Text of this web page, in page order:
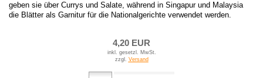
geben sie über Currys und Salate, während in Singapur und Malaysia
die Blätter als Garnitur für die Nationalgerichte verwendet werden.
4,20 EUR
inkl. gesetzl. MwSt.
zzgl. Versand